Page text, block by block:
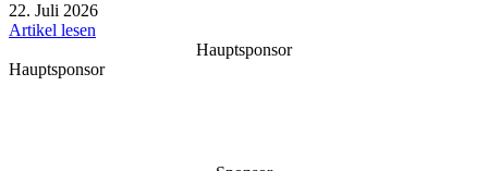
22. Juli 2026
Artikel lesen
Hauptsponsor
Hauptsponsor